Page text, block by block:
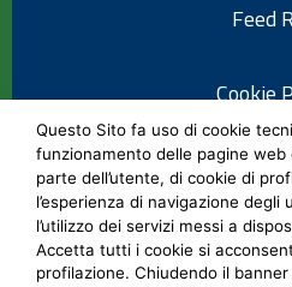
Feed
Cookie
Note
Questo Sito fa uso di cookie
funzionamento delle pagine
parte dell’utente, di cookie di
l’esperienza di navigazione
l’utilizzo dei servizi messi a
Accetta tutti i cookie si
profilazione. Chiudendo il